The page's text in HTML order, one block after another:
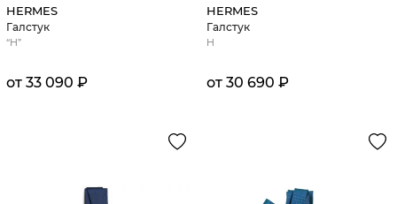
HERMES
Галстук
“H”
от 33 090 ₽
HERMES
Галстук
H
от 30 690 ₽